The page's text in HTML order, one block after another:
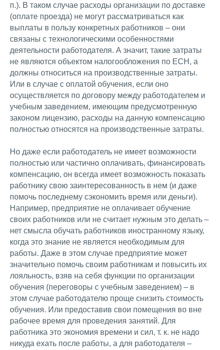
п.). В таком случае расходы организации по доставке
(оплате проезда) не могут рассматриваться как
выплаты в пользу конкретных работников – они
связаны с технологическими особенностями
деятельности работодателя. А значит, такие затраты
не являются объектом налогообложения по ЕСН, а
должны относиться на производственные затраты.
Или в случае с оплатой обучения, если оно
осуществляется по договору между работодателем и
учебным заведением, имеющим предусмотренную
законом лицензию, расходы на данную компенсацию
полностью относятся на производственные затраты.
Но даже если работодатель не имеет возможности
полностью или частично оплачивать, финансировать
компенсацию, он всегда имеет возможность показать
работнику свою заинтересованность в нем (и даже
помочь последнему сэкономить время или деньги).
Например, предприятие не оплачивает обучение
своих работников или не считает нужным это делать –
нет смысла обучать работников иностранному языку,
когда это знание не является необходимым для
работы. Даже в этом случае предприятие может
значительно помочь своим работникам и повысить их
лояльность, взяв на себя функции по организации
обучения (переговоры с учебным заведением) – в
этом случае работодателю проще снизить стоимость
обучения. Или предоставив свои помещения во вне
рабочее время для проведения занятий. Для
работника это экономия времени и сил, т. к. не надо
никуда ехать после работы, а для работодателя –